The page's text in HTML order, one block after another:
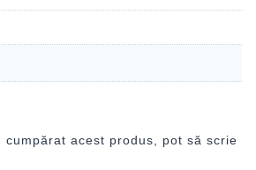
acest produs, pot să scrie